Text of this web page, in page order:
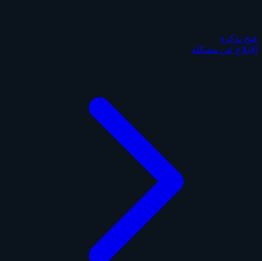
فتح تذكرة
الإبلاغ عن مشكلة